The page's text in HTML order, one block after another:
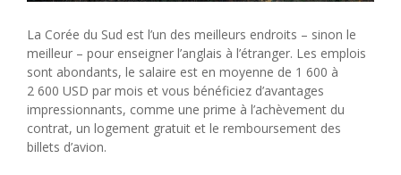
La Corée du Sud est l’un des meilleurs endroits – sinon le
meilleur – pour enseigner l’anglais à l’étranger. Les emplois
sont abondants, le salaire est en moyenne de 1 600 à
2 600 USD par mois et vous bénéficiez d’avantages
impressionnants, comme une prime à l’achèvement du
contrat, un logement gratuit et le remboursement des
billets d’avion.